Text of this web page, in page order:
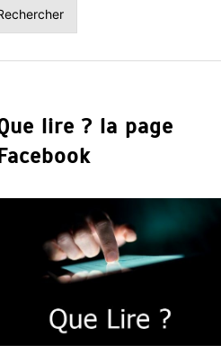
lire ? la page